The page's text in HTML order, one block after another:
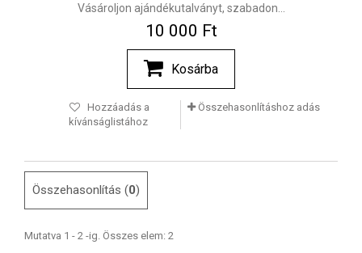
Vásároljon ajándékutalványt, szabadon...
10 000 Ft‎
Kosárba
Hozzáadás a
kívánságlistához
Összehasonlításhoz adás
Összehasonlítás (0)
Mutatva 1 - 2 -ig. Összes elem: 2